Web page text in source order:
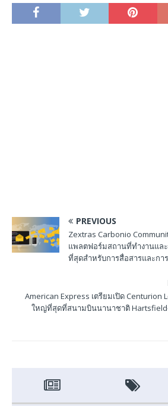
PREVIOUS
Zextras Carbonio
แพลตฟอร์มสถานที่ทํางานแล
ที่สุดสําหรับการสื่อสารและก
American Express เตรียมเปิด Centurion
ใหญ่ที่สุดที่สนามบินนานาชาติ